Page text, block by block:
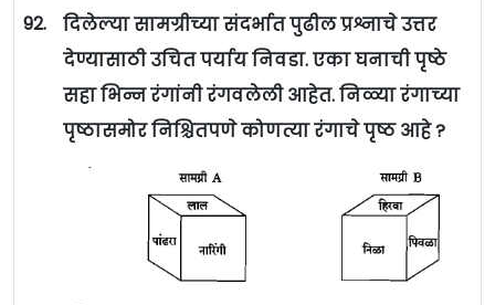
92.
दिलेल्या सामग्रीच्या संदर्भात पुढील प्रश्नाचे उत्तर
देण्यासाठी उचित पर्याय निवडा. एका घनाची पृष्ठे
सहा भिन्न रंगांनी रंगवलेली आहेत. निळ्या रंगाच्या
पृष्ठासमोर निश्चितपणे कोणत्या रंगाचे पृष्ठ आहे ?